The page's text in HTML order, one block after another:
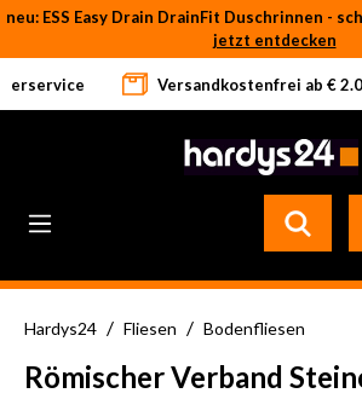
Zum Hauptinhalt springen
jetzt entdecken
Versandkostenfrei ab €
Hardys24 / Fliesen / Bodenfliesen
Römischer Verband